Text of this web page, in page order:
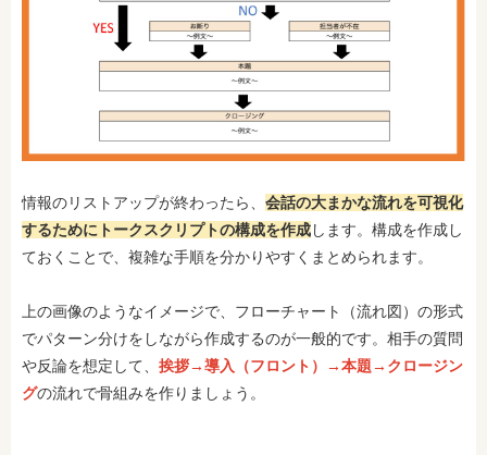
情報のリストアップが終わったら、 会話の大まかな流れを可視化
するためにトークスクリプトの構成を作成します。構成を作成し
ておくことで、複雑な手順を分かりやすくまとめられます。
上の画像のようなイメージで、フローチャート（流れ図）の形式
でパターン分けをしながら作成するのが一般的です。相手の質問
や反論を想定して、 挨拶→導入（フロント）→本題→クロージン
グの流れで骨組みを作りましょう。